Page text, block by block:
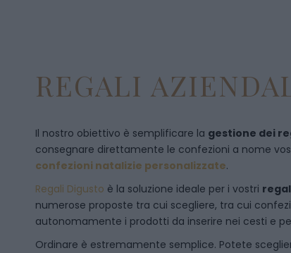
REGALI
Il nostro obiettivo è semplificare la gestione dei
consegnare direttamente le confezioni a nome
confezioni natalizie personalizzate.
Regali Digusto è la soluzione ideale per i vostri r
numerose proposte tra cui scegliere, tra cui
autonomamente i prodotti da inserire nei cesti e
Ordinare è estremamente semplice. Potete